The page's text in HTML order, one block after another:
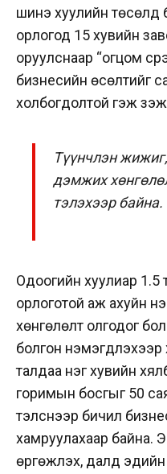
шинэ хуулийн төсөлд
орлогод 15 хувийн
оруулснаар “огцом
бизнесийн өсөлтийг
холбогдолтой гэж
Түүнчлэн
дэмжих
тэлэхээр байна.
Одоогийн хуулиар 1.5
орлоготой аж ахуйн
хөнгөлөлт олгодог
болгон
талдаа нэг хувийн
горимын босгыг 50
тэлснээр бичил
хамруулахаар байна.
өргөжүүлэх, далд